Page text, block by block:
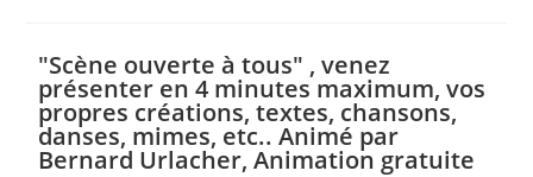
"Scène ouverte à tous" , venez
présenter en 4 minutes maximum, vos
propres créations, textes, chansons,
danses, mimes, etc.. Animé par
Bernard Urlacher, Animation gratuite